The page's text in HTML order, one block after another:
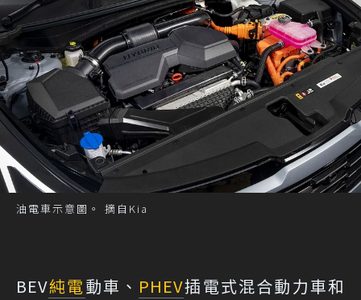
油電車示意圖。 摘自Kia
BEV純電動車、 PHEV插電式混合動力車和